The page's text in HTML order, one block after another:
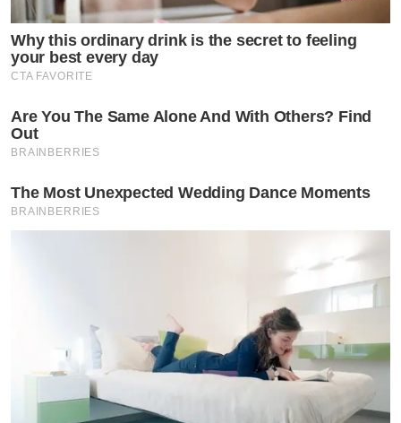
Why this ordinary drink is the secret to feeling
your best every day
CTA FAVORITE
Are You The Same Alone And With Others? Find
Out
BRAINBERRIES
The Most Unexpected Wedding Dance Moments
BRAINBERRIES